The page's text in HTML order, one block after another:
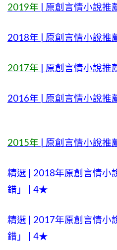
2019年 | 原創言情小說推
2018年 | 原創言情小說推
2017年 | 原創言情小說
2016年 | 原創言情小說推
2015年 | 原創言情小說
精選 | 2018年原創言情小
錯」 | 4★
精選 | 2017年原創言情小
錯」 | 4★